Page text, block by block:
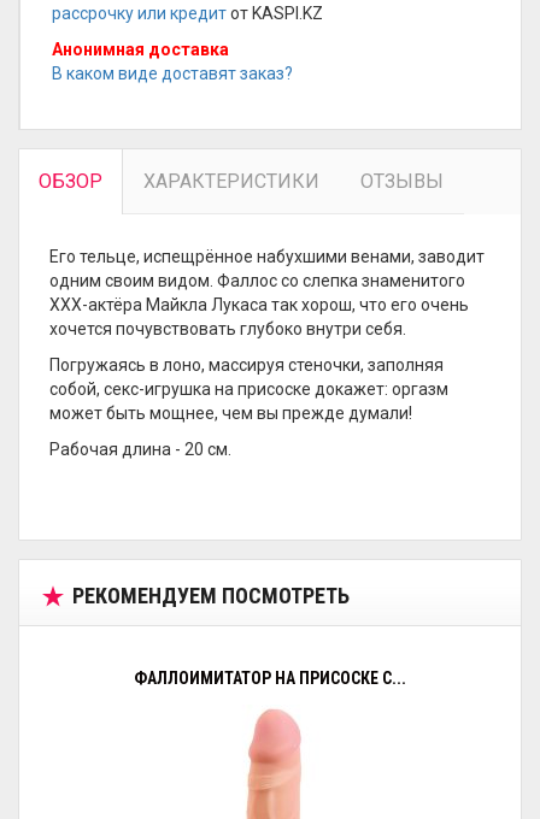
рассрочку или кредитот KASPI.KZ
Анонимная доставка
В каком виде доставят заказ?
ОБЗОР ХАРАКТЕРИСТИКИ ОТЗЫВЫ
Его тельце, испещрённое набухшими венами, заводит
одним своим видом. Фаллос со слепка знаменитого
ХХХ-актёра Майкла Лукаса так хорош, что его очень
хочется почувствовать глубоко внутри себя.
Погружаясь в лоно, массируя стеночки, заполняя
собой, секс-игрушка на присоске докажет: оргазм
может быть мощнее, чем вы прежде думали!
Рабочая длина - 20 см.
РЕКОМЕНДУЕМ ПОСМОТРЕТЬ
ФАЛЛОИМИТАТОР НА ПРИСОСКЕ С...